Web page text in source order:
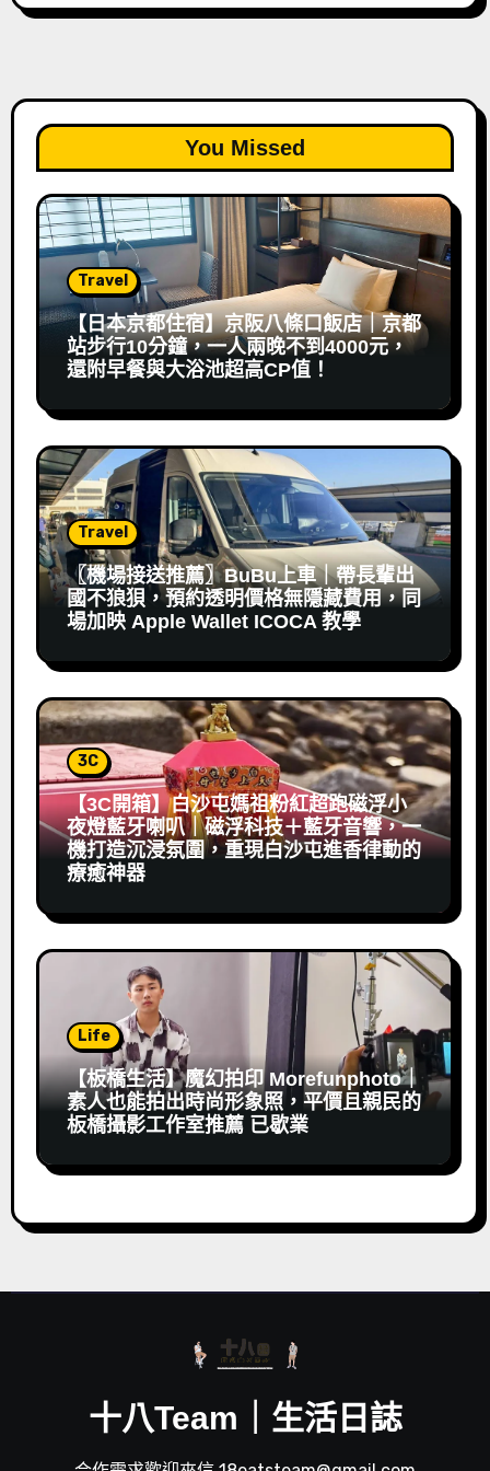
You Missed
Travel
【日本京都住宿】京阪八條口飯店｜京都
站步行10分鐘，一人兩晚不到4000元，
還附早餐與大浴池超高CP值！
Travel
〖機場接送推薦〗BuBu上車｜帶長輩出
國不狼狽，預約透明價格無隱藏費用，同
場加映 Apple Wallet ICOCA 教學
3C
【3C開箱】白沙屯媽祖粉紅超跑磁浮小
夜燈藍牙喇叭｜磁浮科技＋藍牙音響，一
機打造沉浸氛圍，重現白沙屯進香律動的
療癒神器
Life
【板橋生活】魔幻拍印 Morefunphoto｜
素人也能拍出時尚形象照，平價且親民的
板橋攝影工作室推薦 已歇業
十八Team｜生活日誌